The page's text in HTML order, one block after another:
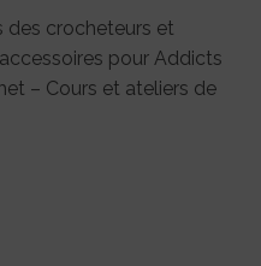
des crocheteurs et
pour Addicts
– Cours et ateliers de